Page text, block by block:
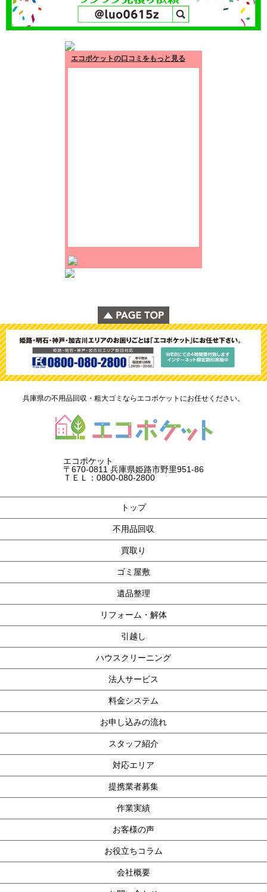
エコポケットの口コミをもっと見る
兵庫県の不用品回収・粗大ゴミならエコポケットにお任せください。
エコポケット
〒670-0811 兵庫県姫路市野里951-86
ＴＥＬ：0800-080-2800
トップ
不用品回収
買取り
ゴミ屋敷
遺品整理
リフォーム・解体
引越し
ハウスクリーニング
法人サービス
料金システム
お申し込みの流れ
スタッフ紹介
対応エリア
提携業者募集
作業実績
お客様の声
お役立ちコラム
会社概要